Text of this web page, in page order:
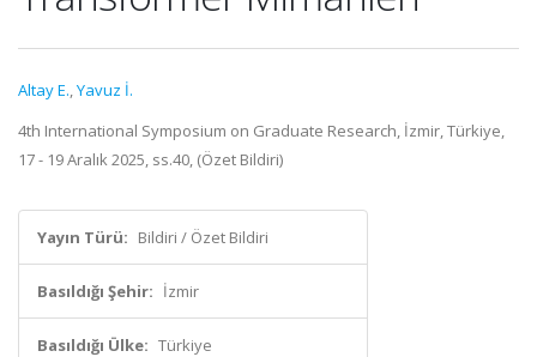
Altay E.,Yavuz İ.
4th International Symposium on Graduate Research, İzmir, Türkiye,
17 - 19 Aralık 2025, ss.40, (Özet Bildiri)
Yayın Türü: Bildiri / Özet Bildiri
Basıldığı Şehir: İzmir
Basıldığı Ülke: Türkiye